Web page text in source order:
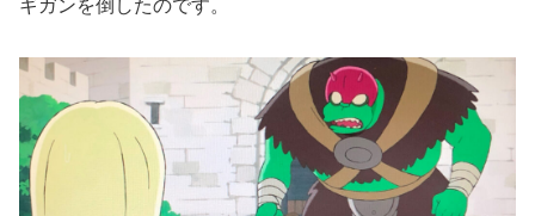
ギガンを倒したのです。